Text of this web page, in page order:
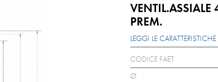
PREM.
LEGGI LE
CODICE FAET
Ø